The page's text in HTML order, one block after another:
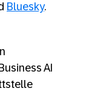
Bluesky.
AI